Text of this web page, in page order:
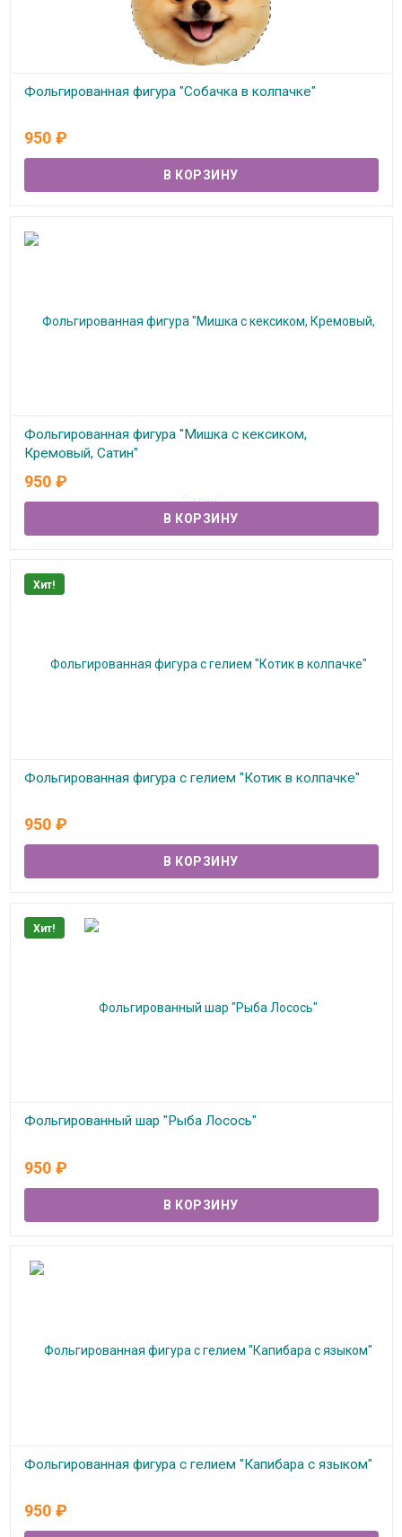
Фольгированная фигура "Собачка в колпачке"
950 ₽
Фольгированная фигура "Мишка с кексиком,
Кремовый, Сатин"
В наличии
950 ₽
Хит!
Фольгированная фигура с гелием "Котик в колпачке"
950 ₽
Хит!
Фольгированный шар "Рыба Лосось"
950 ₽
Фольгированная фигура с гелием "Капибара с языком"
950 ₽